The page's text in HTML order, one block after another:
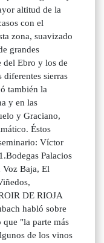
altitud de la
con el
zona, suavizado
grandes
del Ebro y los de
diferentes sierras
también la
y en las
y Graciano,
Éstos
Víctor
Palacios
Voz Baja, El
DE RIOJA
habló sobre
"la parte más
de los vinos